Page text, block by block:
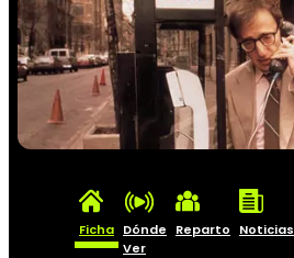
Ficha Dónde
Ver
Reparto Noticias